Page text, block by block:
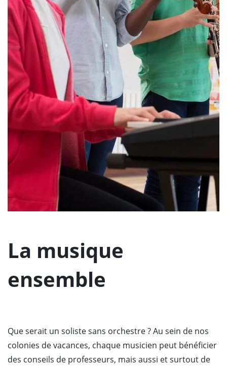
La musique
ensemble
Que serait un soliste sans orchestre ? Au sein de nos
colonies de vacances, chaque musicien peut bénéficier
des conseils de professeurs, mais aussi et surtout de